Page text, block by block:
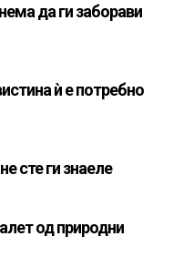
да ги заборави
ѝ е потребно
сте ги знаеле
од природни